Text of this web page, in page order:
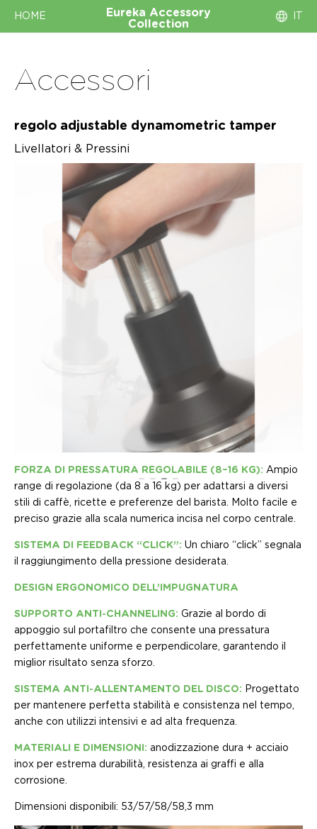
HOME Eureka Accessory
Collection
Accessori
regolo adjustable dynamometric tamper
Livellatori & Pressini
FORZA DI PRESSATURA REGOLABILE (8–16 KG): Ampio
range di regolazione (da 8 a 16 kg) per adattarsi a diversi
stili di caffè, ricette e preferenze del barista. Molto facile e
preciso grazie alla scala numerica incisa nel corpo centrale.
SISTEMA DI FEEDBACK “CLICK”: Un chiaro “click” segnala
il raggiungimento della pressione desiderata.
DESIGN ERGONOMICO DELL’IMPUGNATURA
SUPPORTO ANTI-CHANNELING: Grazie al bordo di
appoggio sul portafiltro che consente una pressatura
perfettamente uniforme e perpendicolare, garantendo il
miglior risultato senza sforzo.
SISTEMA ANTI-ALLENTAMENTO DEL DISCO: Progettato
per mantenere perfetta stabilità e consistenza nel tempo,
anche con utilizzi intensivi e ad alta frequenza.
MATERIALI E DIMENSIONI: anodizzazione dura + acciaio
inox per estrema durabilità, resistenza ai graffi e alla
corrosione.
Dimensioni disponibili: 53/57/58/58,3 mm